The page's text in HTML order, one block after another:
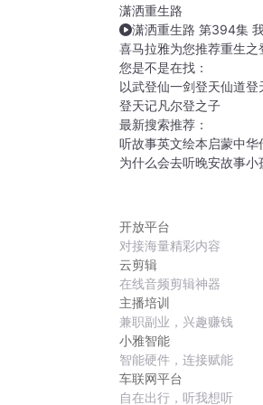
潇洒重生路
潇洒重生路 第394集
喜马拉雅为您推荐重生之
您是不是在找：
以武登仙一剑登天仙道登
登天记凡尔登之子
最新搜索推荐：
听故事英文绘本启蒙中华
为什么会去听晚安故事小
开放平台
对接海量精彩内容
云剪辑
在线音频剪辑神器
主播培训
兼职副业，兴趣赚钱
小雅智能
智能硬件，连接赋能
车联网平台
自在出行，听我想听